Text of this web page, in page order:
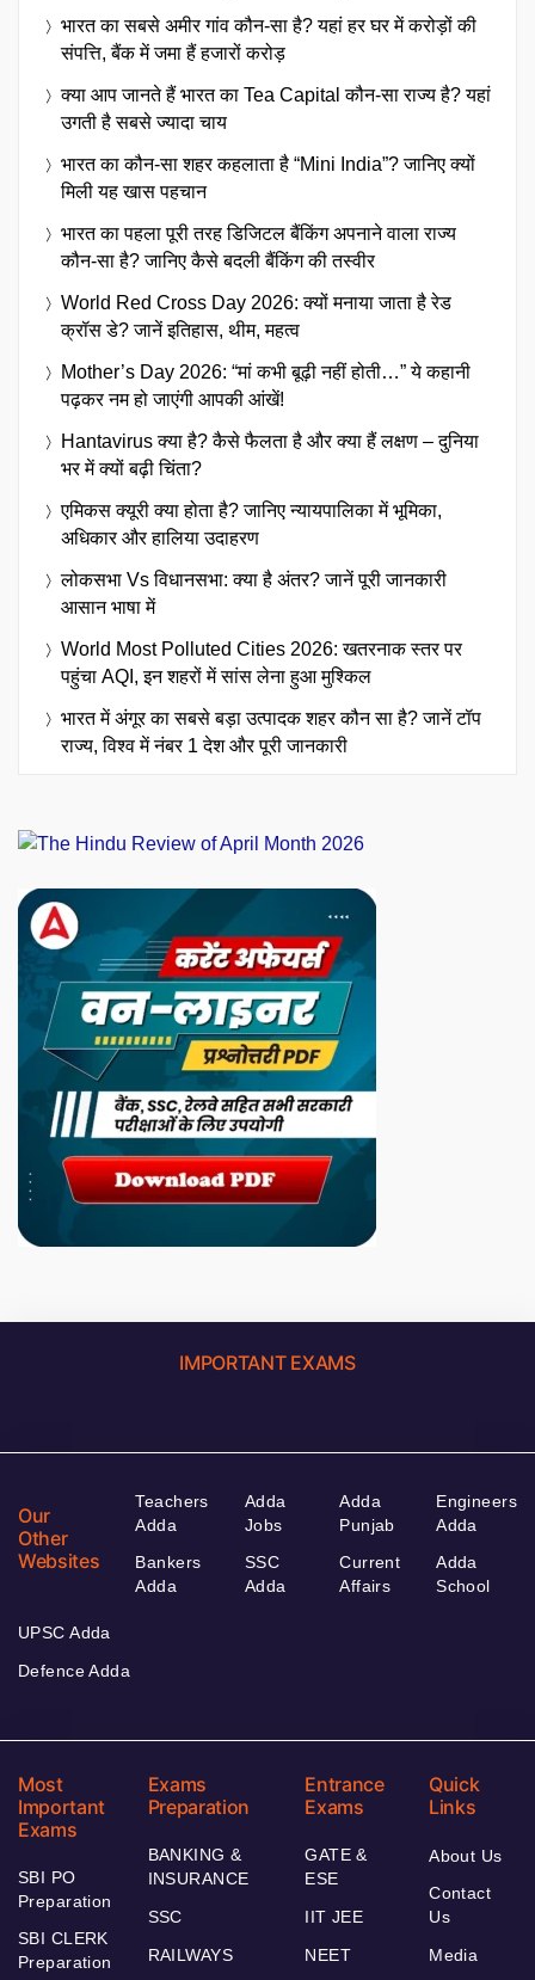
भारत का सबसे अमीर गांव कौन-सा है? यहां हर घर में करोड़ों की
संपत्ति, बैंक में जमा हैं हजारों करोड़
क्या आप जानते हैं भारत का Tea Capital कौन-सा राज्य है? यहां
उगती है सबसे ज्यादा चाय
भारत का कौन-सा शहर कहलाता है “Mini India”? जानिए क्यों
मिली यह खास पहचान
भारत का पहला पूरी तरह डिजिटल बैंकिंग अपनाने वाला राज्य
कौन-सा है? जानिए कैसे बदली बैंकिंग की तस्वीर
World Red Cross Day 2026: क्यों मनाया जाता है रेड
क्रॉस डे? जानें इतिहास, थीम, महत्व
Mother’s Day 2026: “मां कभी बूढ़ी नहीं होती…” ये कहानी
पढ़कर नम हो जाएंगी आपकी आंखें!
Hantavirus क्या है? कैसे फैलता है और क्या हैं लक्षण – दुनिया
भर में क्यों बढ़ी चिंता?
एमिकस क्यूरी क्या होता है? जानिए न्यायपालिका में भूमिका,
अधिकार और हालिया उदाहरण
लोकसभा Vs विधानसभा: क्या है अंतर? जानें पूरी जानकारी
आसान भाषा में
World Most Polluted Cities 2026: खतरनाक स्तर पर
पहुंचा AQI, इन शहरों में सांस लेना हुआ मुश्किल
भारत में अंगूर का सबसे बड़ा उत्पादक शहर कौन सा है? जानें टॉप
राज्य, विश्व में नंबर 1 देश और पूरी जानकारी
IMPORTANT EXAMS
Our
Other
Websites
Teachers
Adda
Bankers
Adda
Adda
Jobs
SSC
Adda
Adda
Punjab
Current
Affairs
Engineers
Adda
Adda
School
UPSC Adda
Defence Adda
Most
Important
Exams
SBI PO
Preparation
SBI CLERK
Preparation
Exams
Preparation
BANKING &
INSURANCE
SSC
RAILWAYS
Entrance
Exams
GATE &
ESE
IIT JEE
NEET
Quick
Links
About Us
Contact
Us
Media